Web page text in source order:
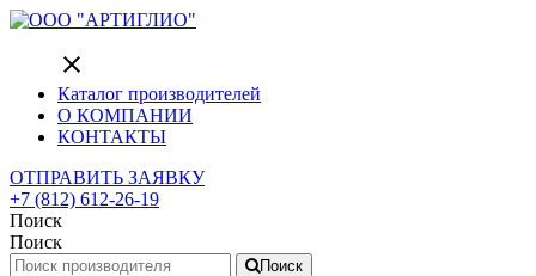
close
Каталог производителей
О КОМПАНИИ
КОНТАКТЫ
ОТПРАВИТЬ ЗАЯВКУ
+7 (812) 612-26-19
Поиск
Поиск
Поиск